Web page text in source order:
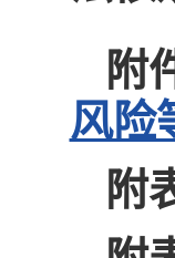
附
风险
附